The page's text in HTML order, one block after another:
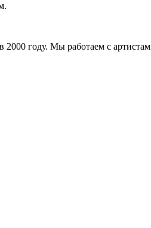
2000 году. Мы работаем с